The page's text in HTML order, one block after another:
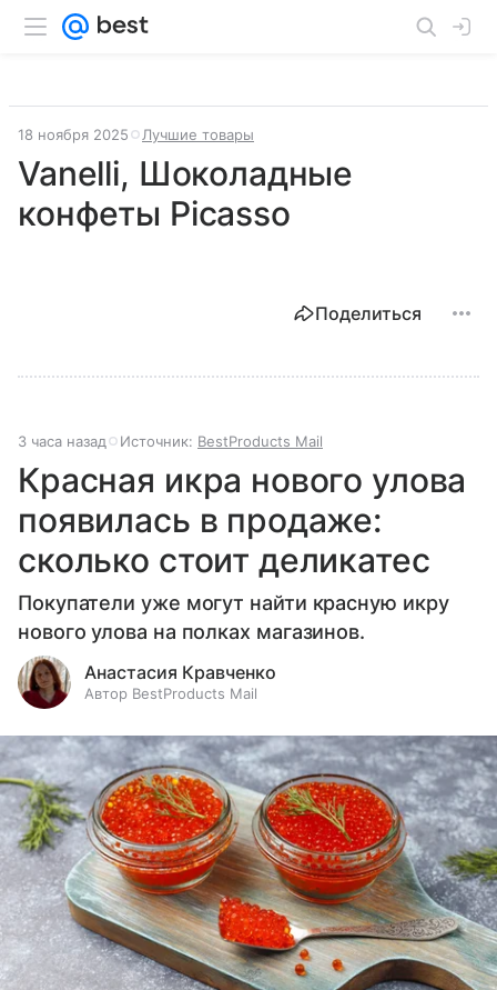
18 ноября 2025 Лучшие товары
Vanelli, Шоколадные
конфеты Picasso
Поделиться
3 часа назад Источник: BestProducts Mail
Красная икра нового улова
появилась в продаже:
сколько стоит деликатес
Покупатели уже могут найти красную икру
нового улова на полках магазинов.
Анастасия Кравченко
Автор BestProducts Mail